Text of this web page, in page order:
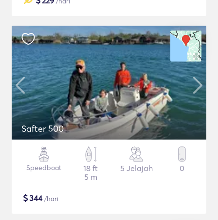
Safter 500
Speedboat
18 ft
5 m
5 Jelajah 0
$344/hari